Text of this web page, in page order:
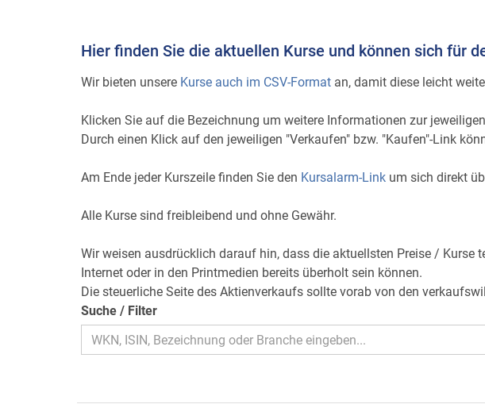
Hier finden Sie die aktuellen Kurse und können sich für
Wir bieten unsere Kurse auch im CSV-Format an, damit diese leicht
Klicken Sie auf die Bezeichnung um weitere Informationen zur
Durch einen Klick auf den jeweiligen "Verkaufen" bzw. "Kaufen"-Link
Am Ende jeder Kurszeile finden Sie den Kursalarm-Link um sich direkt
Alle Kurse sind freibleibend und ohne Gewähr.
Wir weisen ausdrücklich darauf hin, dass die aktuellsten Preise / Kurse
Internet oder in den Printmedien bereits überholt sein können.
Die steuerliche Seite des Aktienverkaufs sollte vorab von den
Suche / Filter